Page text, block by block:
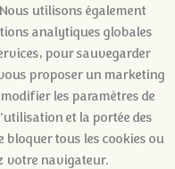
utilisons également
analytiques globales
pour sauvegarder
proposer un marketing
les paramètres de
et la portée des
bloquer tous les cookies ou
votre navigateur.